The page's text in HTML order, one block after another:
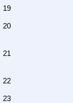
19
20
21
22
23